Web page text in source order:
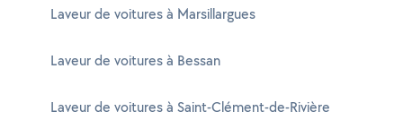
Laveur de voitures à Marsillargues
Laveur de voitures à Bessan
Laveur de voitures à Saint-Clément-de-Rivière